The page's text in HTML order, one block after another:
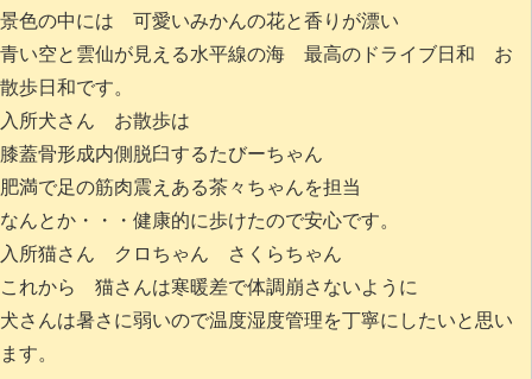
景色の中には 可愛いみかんの花と香りが漂い
青い空と雲仙が見える水平線の海 最高のドライブ日和 お
散歩日和です。
入所犬さん お散歩は
膝蓋骨形成内側脱臼するたびーちゃん
肥満で足の筋肉震えある茶々ちゃんを担当
なんとか・・・健康的に歩けたので安心です。
入所猫さん クロちゃん さくらちゃん
これから 猫さんは寒暖差で体調崩さないように
犬さんは暑さに弱いので温度湿度管理を丁寧にしたいと思い
ます。